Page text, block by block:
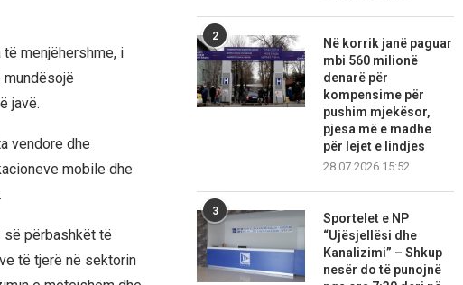
menjëhershme, i
mundësojë
javë.
vendore dhe
mobile dhe
së përbashkët të
të tjerë në sektorin
2
Në korrik janë paguar
mbi 560 milionë
denarë për
kompensime për
pushim mjekësor,
pjesa më e madhe
për lejet e lindjes
28.07.2026 15:52
3
Sportelet e NP
“Ujësjellësi dhe
Kanalizimi” – Shkup
nesër do të punojnë